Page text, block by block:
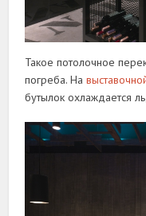
Такое потолочное
погреба. На
бутылок охлаждается